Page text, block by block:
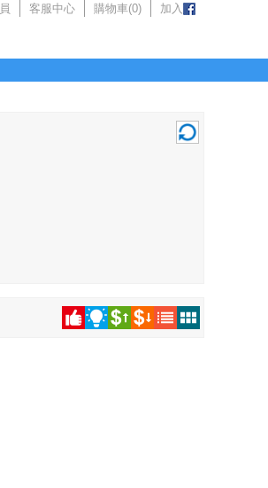
客服中心 購物車(0) 加入